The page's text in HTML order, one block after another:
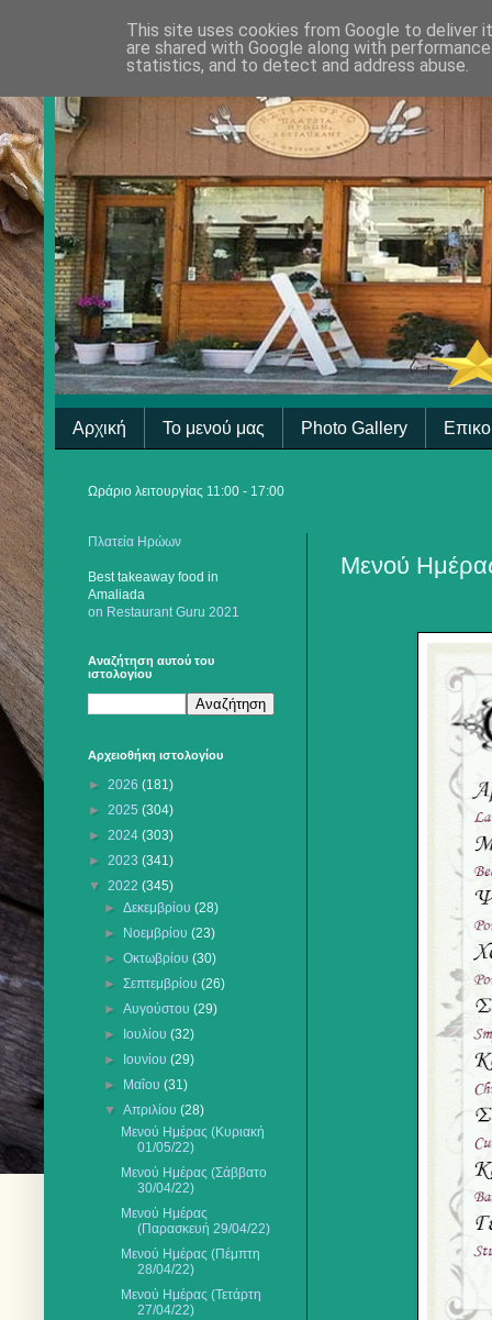
Αρχική Το μενού μας Photo Gallery
Ωράριο λειτουργίας 11:00 - 17:00
Μενού
Πλατεία Ηρώων
Best takeaway food in
Amaliada
on Restaurant Guru 2021
Αναζήτηση αυτού του
ιστολογίου
Αρχειοθήκη ιστολογίου
► 2026 (181)
► 2025 (304)
► 2024 (303)
► 2023 (341)
▼ 2022 (345)
►Δεκεμβρίου(28)
►
Νοεμβρίου(23)
►Οκτωβρίου(30)
►Σεπτεμβρίου(26)
►Αυγούστου(29)
►
Ιουλίου(32)
►
Ιουνίου(29)
►
Μαΐου(31)
▼Απριλίου(28)
Μενού Ημέρας (Κυριακή
01/05/22)
Μενού Ημέρας (Σάββατο
30/04/22)
Μενού Ημέρας
(Παρασκευή 29/04/22)
Μενού Ημέρας (Πέμπτη
28/04/22)
Μενού Ημέρας (Τετάρτη
27/04/22)
This site uses cookies from Google to deliver
are shared with Google along with
statistics, and to detect and address abuse.